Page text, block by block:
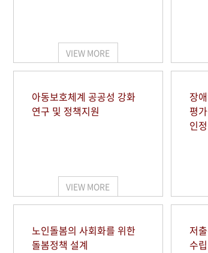
VIEW MORE
아동보호체계 공공성 강화
연구 및 정책지원
VIEW MORE
장
평
인
노인돌봄의 사회화를 위한
돌봄정책 설계
저
수